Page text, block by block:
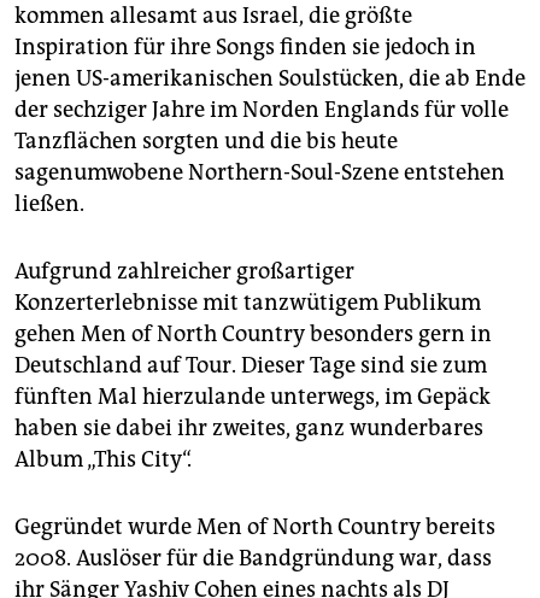
genossenschaft
epaper login
kommen allesamt aus Israel, die größte
Inspiration für ihre Songs finden sie jedoch in
jenen US-amerikanischen Soulstücken, die ab Ende
der sechziger Jahre im Norden Englands für volle
Tanzflächen sorgten und die bis heute
sagenumwobene Northern-Soul-Szene entstehen
ließen.
Aufgrund zahlreicher großartiger
Konzerterlebnisse mit tanzwütigem Publikum
gehen Men of North Country besonders gern in
Deutschland auf Tour. Dieser Tage sind sie zum
fünften Mal hierzulande unterwegs, im Gepäck
haben sie dabei ihr zweites, ganz wunderbares
Album „This City“.
Gegründet wurde Men of North Country bereits
2008. Auslöser für die Bandgründung war, dass
ihr Sänger Yashiv Cohen eines nachts als DJ